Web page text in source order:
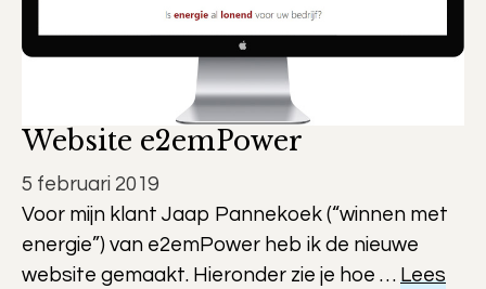
Website e2emPower
5 februari 2019
Voor mijn klant Jaap Pannekoek (“winnen met
energie”) van e2emPower heb ik de nieuwe
website gemaakt. Hieronder zie je hoe … Lees